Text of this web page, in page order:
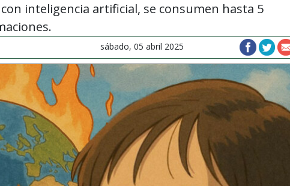
inteligencia artificial, se consumen hasta 5
sábado, 05 abril 2025